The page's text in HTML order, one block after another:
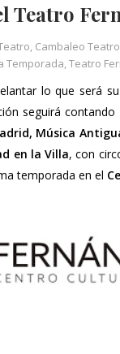
Teatro
, Cambaleo Teatro
Temporada,Teatro
lo que será
seguirá
Música
en la Villa, con
temporada en el